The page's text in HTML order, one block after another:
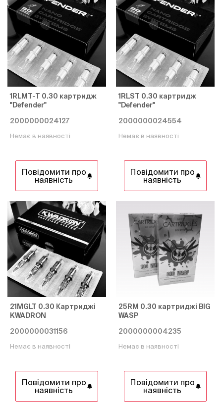
1RLMT-T 0.30 картридж
"Defender"
2000000024127
Немає в наявності
Повідомити про
наявність
1RLST 0.30 картридж
"Defender"
2000000024554
Немає в наявності
Повідомити про
наявність
21MGLT 0.30 Картриджі
KWADRON
2000000031156
Немає в наявності
Повідомити про
наявність
25RM 0.30 картриджі BIG
WASP
2000000004235
Немає в наявності
Повідомити про
наявність